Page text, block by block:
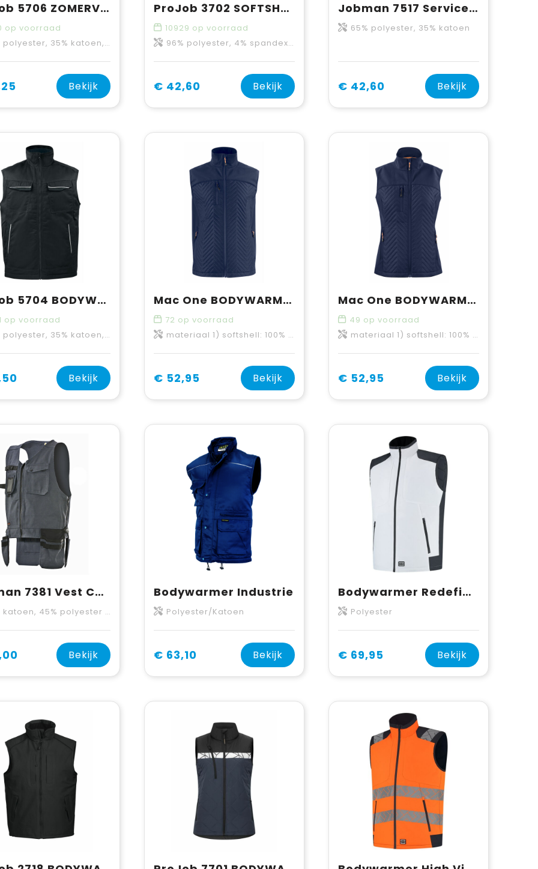
ProJob 5706 ZOMERVEST
op voorraad
35% katoen, 245 g/m²
Bekijk
ProJob 3702 SOFTSHELL BODYWARMER
10929 op voorraad
96% polyester, 4% spandex - 280 g/m2
€ 42,60 Bekijk
Jobman 7517 Service Vest Lined
65% polyester, 35% katoen
€ 42,60 Bekijk
ProJob 5704 BODYWARMER
op voorraad
35% katoen, 245 g/m² Voering: 100% polyester
Bekijk
Mac One BODYWARMER MAVERICK
72 op voorraad
materiaal 1) softshell: 100% polyester, gebonden met 100% polyester fleece materiaal 2) 100% polyester, lichtgewatteerd en doorstikt
€ 52,95 Bekijk
Mac One BODYWARMER MAVERICK LADY
49 op voorraad
materiaal 1) softshell: 100% polyester, gebonden met 100% polyester fleece materiaal 2) 100% polyester, lichtgewatteerd en doorstikt
€ 52,95 Bekijk
Jobman 7381 Vest Core HP
45% polyester CORE
Bekijk
Bodywarmer Industrie
Polyester/Katoen
€ 63,10 Bekijk
Bodywarmer Redefined
Polyester
€ 69,95 Bekijk